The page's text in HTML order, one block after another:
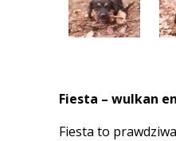
Fiesta – wulkan
Fiesta to